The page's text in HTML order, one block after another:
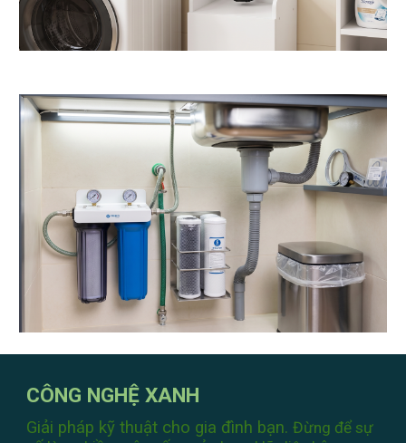
CÔNG NGHỆ XANH
Giải pháp kỹ thuật cho gia đình bạn.Đừng để sự